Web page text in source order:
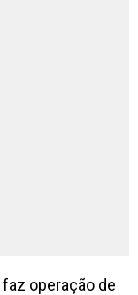
faz operação de